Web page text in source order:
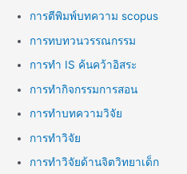
การตีพิมพ์บทความ scopus
การทบทวนวรรณกรรม
การทำ IS ค้นคว้าอิสระ
การทำกิจกรรมการสอน
การทำบทความวิจัย
การทำวิจัย
การทำวิจัยด้านจิตวิทยาเด็ก